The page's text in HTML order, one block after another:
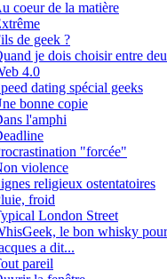
coeur de la matière
de geek ?
je dois choisir entre
4.0
dating spécial geeks
bonne copie
l'amphi
"forcée"
violence
religieux ostentatoires
froid
London Street
le bon whisky
a dit...
pareil